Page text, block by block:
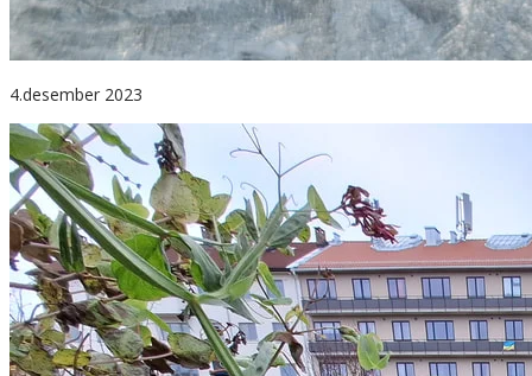
4.desember 2023